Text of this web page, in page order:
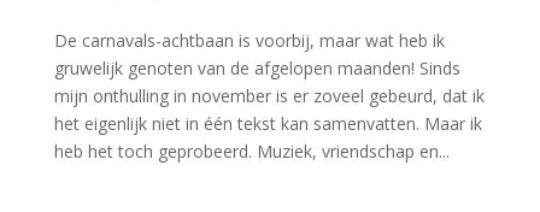
De carnavals-achtbaan is voorbij, maar wat heb ik
gruwelijk genoten van de afgelopen maanden! Sinds
mijn onthulling in november is er zoveel gebeurd, dat ik
het eigenlijk niet in één tekst kan samenvatten. Maar ik
heb het toch geprobeerd. Muziek, vriendschap en...